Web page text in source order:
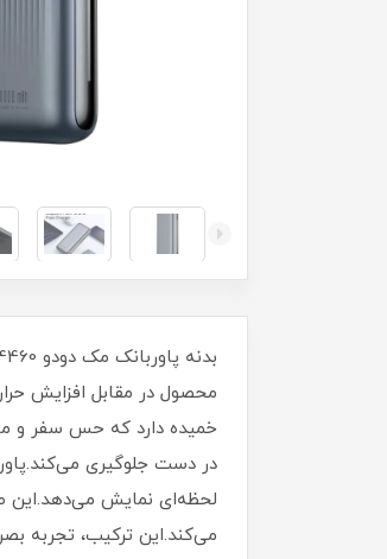
محصول در مقابل افزایش
خمیده دارد که حس سفر و
لحظه‌ای نمایش می‌دهد.این
می‌کند.این ترکیب، تجربه